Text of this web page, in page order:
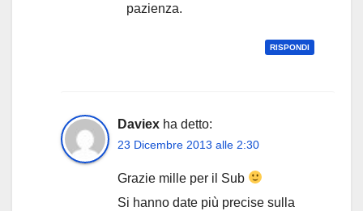
pazienza.
RISPONDI
Daviex ha detto:
23 Dicembre 2013 alle 2:30
Grazie mille per il Sub
Si hanno date più precise sulla